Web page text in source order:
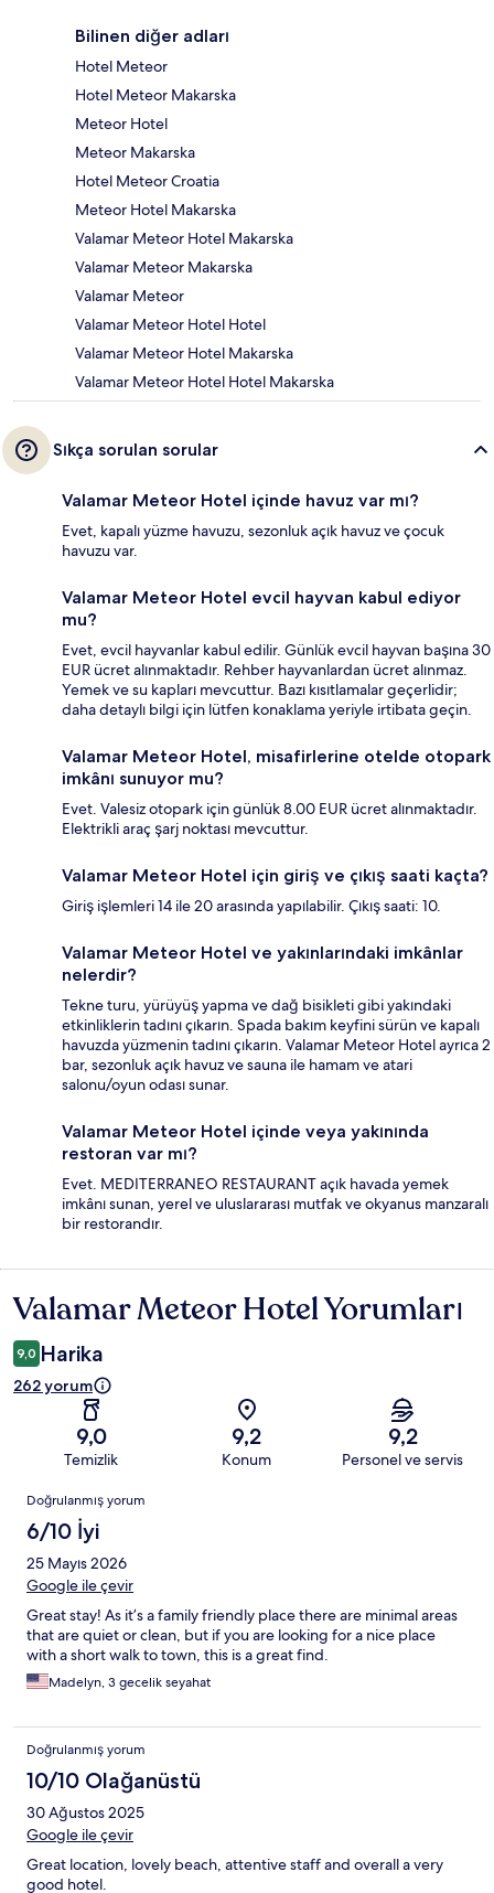
Bilinen diğer adları
Hotel Meteor
Hotel Meteor Makarska
Meteor Hotel
Meteor Makarska
Hotel Meteor Croatia
Meteor Hotel Makarska
Valamar Meteor Hotel Makarska
Valamar Meteor Makarska
Valamar Meteor
Valamar Meteor Hotel Hotel
Valamar Meteor Hotel Makarska
Valamar Meteor Hotel Hotel Makarska
Sıkça sorulan sorular
Valamar Meteor Hotel içinde havuz var mı?
Evet, kapalı yüzme havuzu, sezonluk açık havuz ve çocuk
havuzu var.
Valamar Meteor Hotel evcil hayvan kabul ediyor
mu?
Evet, evcil hayvanlar kabul edilir. Günlük evcil hayvan başına 30
EUR ücret alınmaktadır. Rehber hayvanlardan ücret alınmaz.
Yemek ve su kapları mevcuttur. Bazı kısıtlamalar geçerlidir;
daha detaylı bilgi için lütfen konaklama yeriyle irtibata geçin.
Valamar Meteor Hotel, misafirlerine otelde otopark
imkânı sunuyor mu?
Evet. Valesiz otopark için günlük 8.00 EUR ücret alınmaktadır.
Elektrikli araç şarj noktası mevcuttur.
Valamar Meteor Hotel için giriş ve çıkış saati kaçta?
Giriş işlemleri 14 ile 20 arasında yapılabilir. Çıkış saati: 10.
Valamar Meteor Hotel ve yakınlarındaki imkânlar
nelerdir?
Tekne turu, yürüyüş yapma ve dağ bisikleti gibi yakındaki
etkinliklerin tadını çıkarın. Spada bakım keyfini sürün ve kapalı
havuzda yüzmenin tadını çıkarın. Valamar Meteor Hotel ayrıca 2
bar, sezonluk açık havuz ve sauna ile hamam ve atari
salonu/oyun odası sunar.
Valamar Meteor Hotel içinde veya yakınında
restoran var mı?
Evet. MEDITERRANEO RESTAURANT açık havada yemek
imkânı sunan, yerel ve uluslararası mutfak ve okyanus manzaralı
bir restorandır.
Yorumlar
Valamar Meteor Hotel Yorumları
9,0 Harika
262 yorum
9,0
Temizlik
9,2
Konum
9,2
Personel ve servis
Yorumlar
Doğrulanmış yorum
6/10 İyi
25 Mayıs 2026
Google ile çevir
Great stay! As it’s a family friendly place there are minimal areas
that are quiet or clean, but if you are looking for a nice place
with a short walk to town, this is a great find.
Madelyn, 3 gecelik seyahat
Doğrulanmış yorum
10/10 Olağanüstü
30 Ağustos 2025
Google ile çevir
Great location, lovely beach, attentive staff and overall a very
good hotel.